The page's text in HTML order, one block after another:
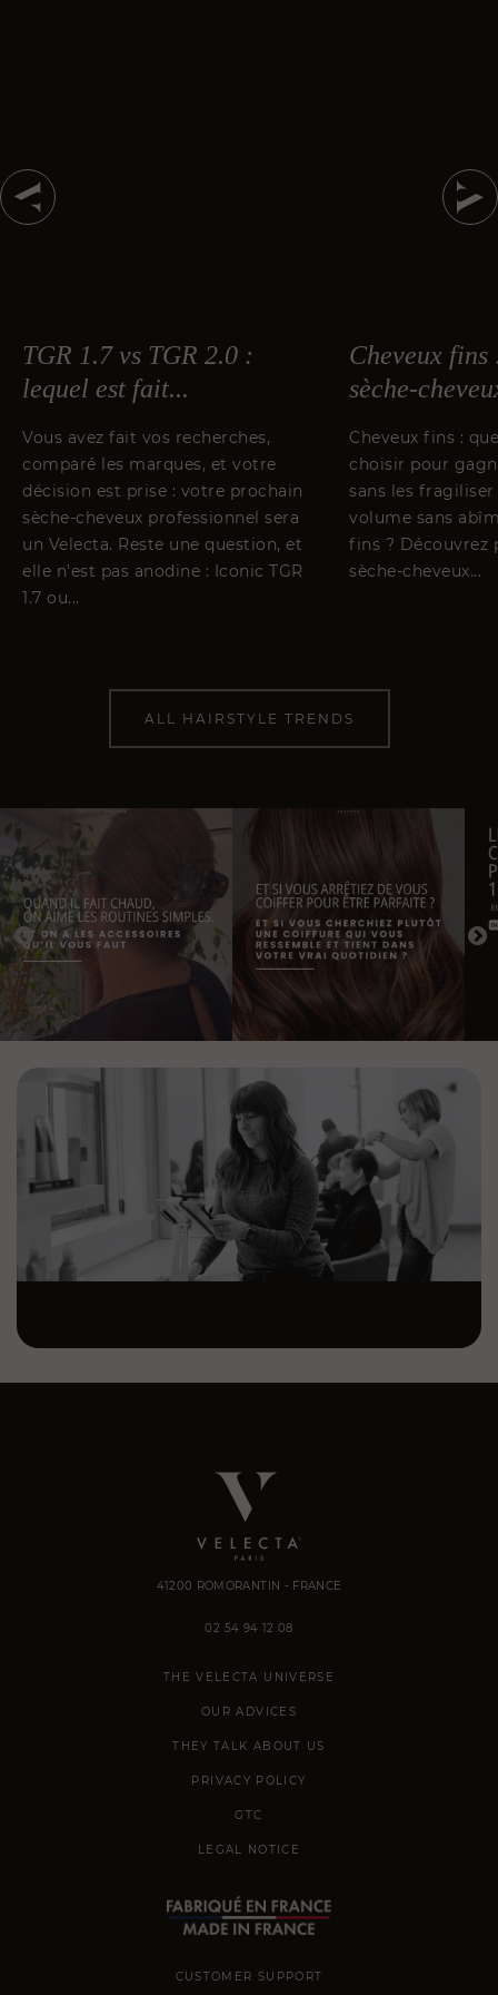
TGR 1.7 vs TGR 2.0 :
lequel est fait...
Vous avez fait vos recherches,
comparé les marques, et votre
décision est prise : votre prochain
sèche-cheveux professionnel sera
un Velecta. Reste une question, et
elle n'est pas anodine : Iconic TGR
1.7 ou...
Cheveux fins
sèche-
Cheveux fins :
choisir pour
sans les fragiliser
volume sans
fins ? Découvrez
sèche-cheveux...
ALL HAIRSTYLE TRENDS
41200 ROMORANTIN - FRANCE
02 54 94 12 08
THE VELECTA UNIVERSE
OUR ADVICES
THEY TALK ABOUT US
PRIVACY POLICY
GTC
LEGAL NOTICE
CUSTOMER SUPPORT